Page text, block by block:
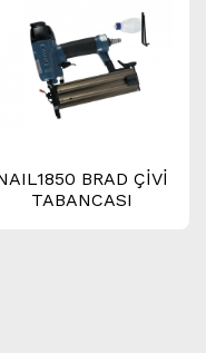
BRAD ÇİVİ
TABANCASI